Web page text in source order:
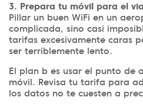
3. Prepara tu móvil para el
Pillar un buen WiFi en un
complicada, sino casi
tarifas excesivamente caras
ser terriblemente lento.
El plan b es usar el punto de
móvil. Revisa tu tarifa para
los datos no te cuesten a